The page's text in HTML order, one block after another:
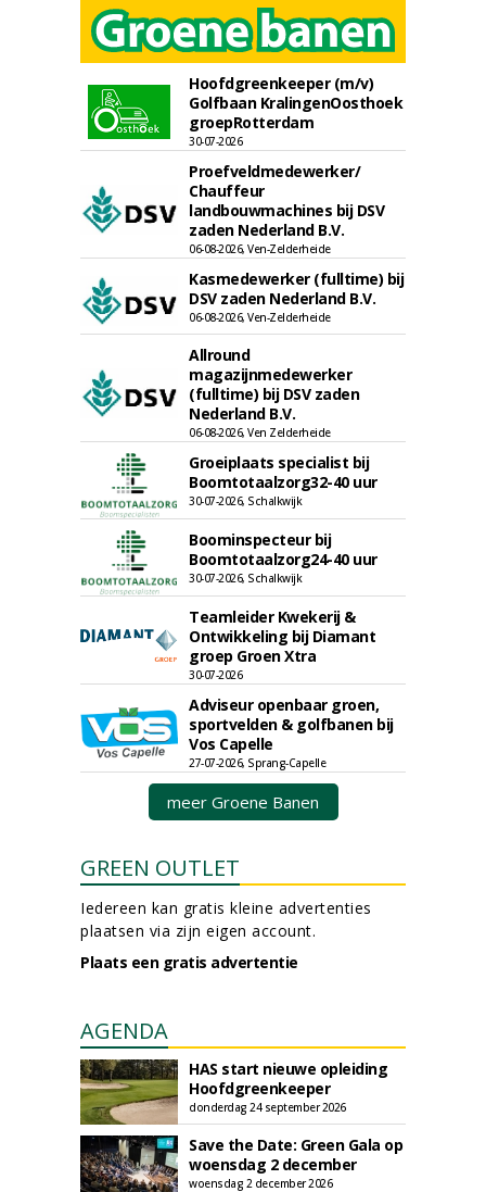
Hoofdgreenkeeper (m/v)
Golfbaan KralingenOosthoek
groepRotterdam
30-07-2026
Proefveldmedewerker/
Chauffeur
landbouwmachines bij DSV
zaden Nederland B.V.
06-08-2026, Ven-Zelderheide
Kasmedewerker (fulltime) bij
DSV zaden Nederland B.V.
06-08-2026, Ven-Zelderheide
Allround
magazijnmedewerker
(fulltime) bij DSV zaden
Nederland B.V.
06-08-2026, Ven Zelderheide
Groeiplaats specialist bij
Boomtotaalzorg32-40 uur
30-07-2026, Schalkwijk
Boominspecteur bij
Boomtotaalzorg24-40 uur
30-07-2026, Schalkwijk
Teamleider Kwekerij &
Ontwikkeling bij Diamant
groep Groen Xtra
30-07-2026
Adviseur openbaar groen,
sportvelden & golfbanen bij
Vos Capelle
27-07-2026, Sprang-Capelle
meer Groene Banen
GREEN OUTLET
Iedereen kan gratis kleine advertenties
plaatsen via zijn eigen account.
Plaats een gratis advertentie
AGENDA
HAS start nieuwe opleiding
Hoofdgreenkeeper
donderdag 24 september 2026
Save the Date: Green Gala op
woensdag 2 december
woensdag 2 december 2026